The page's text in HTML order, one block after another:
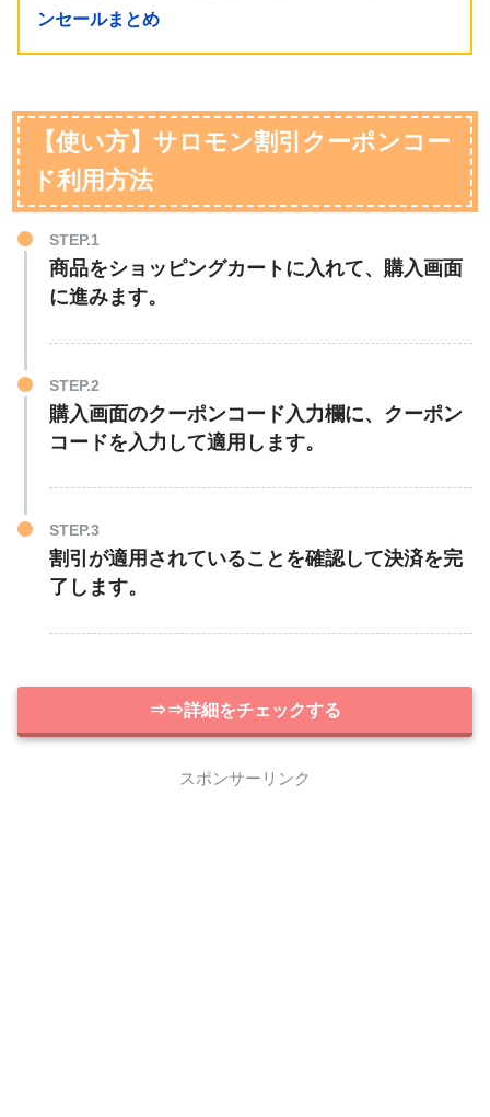
ンセールまとめ
【使い方】サロモン割引クーポンコー
ド利用方法
STEP.1
商品をショッピングカートに入れて、購入画面
に進みます。
STEP.2
購入画面のクーポンコード入力欄に、クーポン
コードを入力して適用します。
STEP.3
割引が適用されていることを確認して決済を完
了します。
⇒⇒詳細をチェックする
スポンサーリンク